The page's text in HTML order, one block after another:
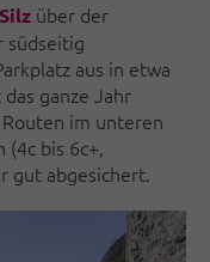
über der
südseitig
aus in etwa
ganze Jahr
im unteren
bis 6c+,
gut abgesichert.